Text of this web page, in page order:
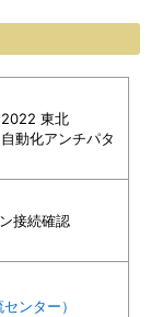
2022 東北
動化アンチパタ
接続確認
ンター）